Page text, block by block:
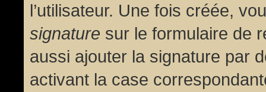
l’utilisateur. Une fois créée,
signature sur le formulaire de
aussi ajouter la signature par
activant la case